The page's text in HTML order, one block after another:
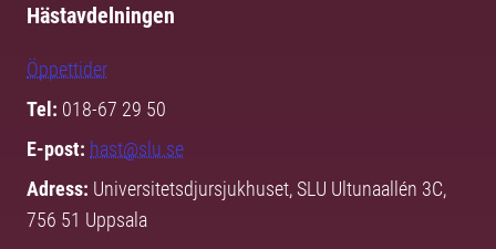
Hästavdelningen
Öppettider
Tel: 018-67 29 50
E-post: hast@slu.se
Adress: Universitetsdjursjukhuset, SLU Ultunaallén 3C,
756 51 Uppsala